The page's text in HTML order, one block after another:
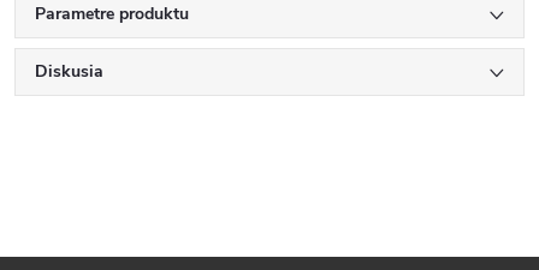
Parametre produktu
Diskusia